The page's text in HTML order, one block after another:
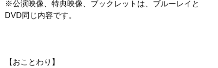
※公演映像、特典映像、ブックレットは、ブルーレイと
DVD同じ内容です。
【おことわり】